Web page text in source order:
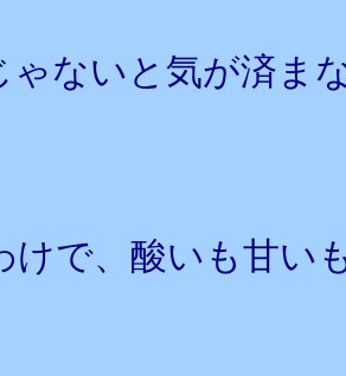
ゃないと気が済ま
けで、酸いも甘い